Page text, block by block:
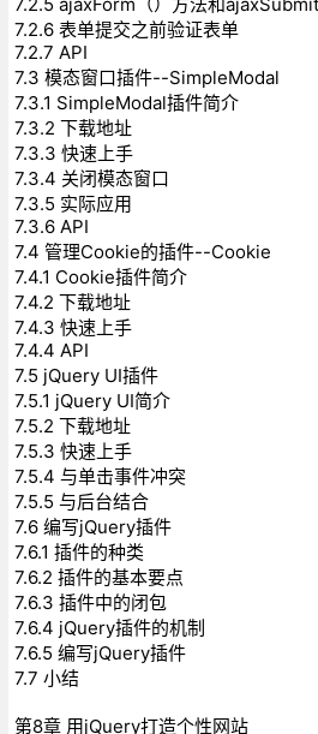
7.2.6 表单提交之前验证表单
7.2.7 API
7.3 模态窗口插件--SimpleModal
7.3.1 SimpleModal插件简介
7.3.2 下载地址
7.3.3 快速上手
7.3.4 关闭模态窗口
7.3.5 实际应用
7.3.6 API
7.4 管理Cookie的插件--Cookie
7.4.1 Cookie插件简介
7.4.2 下载地址
7.4.3 快速上手
7.4.4 API
7.5 jQuery UI插件
7.5.1 jQuery UI简介
7.5.2 下载地址
7.5.3 快速上手
7.5.4 与单击事件冲突
7.5.5 与后台结合
7.6 编写jQuery插件
7.6.1 插件的种类
7.6.2 插件的基本要点
7.6.3 插件中的闭包
7.6.4 jQuery插件的机制
7.6.5 编写jQuery插件
7.7 小结
第8章 用jQuery打造个性网站